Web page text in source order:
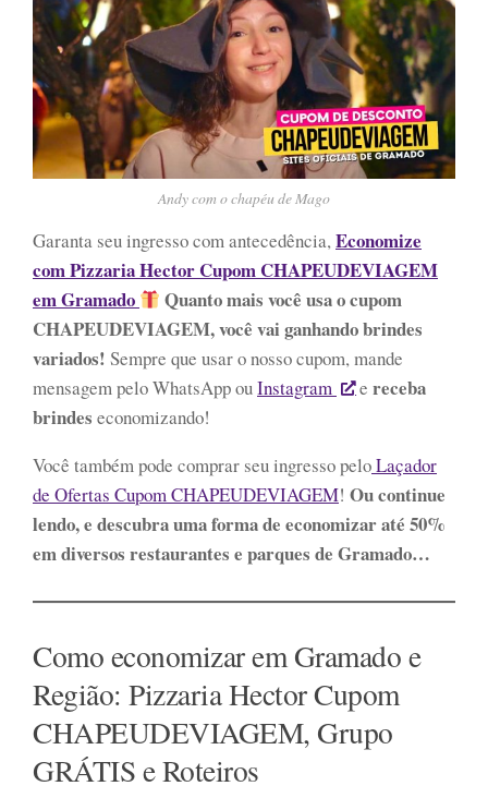
Andy com o chapéu de Mago
Garanta seu ingresso com antecedência,Economize
com Pizzaria Hector Cupom CHAPEUDEVIAGEM
em Gramado
Quanto mais você usa o cupom
CHAPEUDEVIAGEM, você vai ganhando brindes
variados! Sempre que usar o nosso cupom, mande
mensagem pelo WhatsApp ouInstagram e receba
brindes economizando!
Você também pode comprar seu ingresso peloLaçador
de Ofertas Cupom CHAPEUDEVIAGEM! Ou continue
lendo, e descubra uma forma de economizar até 50%
em diversos restaurantes e parques de Gramado…
Como economizar em Gramado e
Região: Pizzaria Hector Cupom
CHAPEUDEVIAGEM, Grupo
GRÁTIS e Roteiros